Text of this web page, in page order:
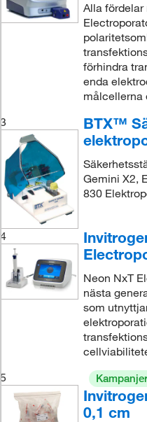
Alla fördelar
förhindra
enda
målcellerna
3
BTX™
Gemini X2,
830
4
Neon NxT
nästa
som
5
0,1 cm